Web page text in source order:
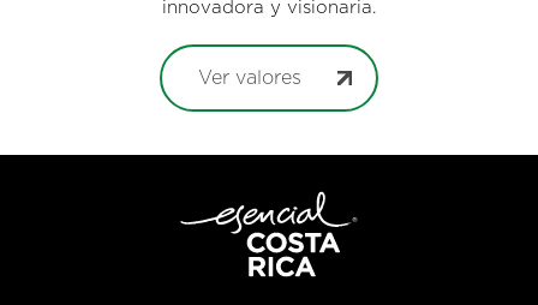
innovadora y visionaria.
Ver valores